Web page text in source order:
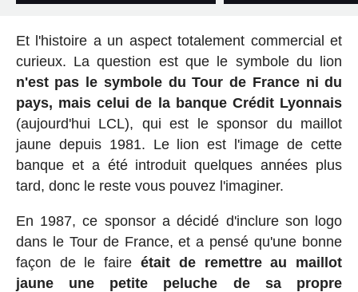
Et l'histoire a un aspect totalement commercial et
curieux. La question est que le symbole du lion
n'est pas le symbole du Tour de France ni du
pays, mais celui de la banque Crédit Lyonnais
(aujourd'hui LCL), qui est le sponsor du maillot
jaune depuis 1981. Le lion est l'image de cette
banque et a été introduit quelques années plus
tard, donc le reste vous pouvez l'imaginer.
En 1987, ce sponsor a décidé d'inclure son logo
dans le Tour de France, et a pensé qu'une bonne
façon de le faire était de remettre au maillot
jaune une petite peluche de sa propre